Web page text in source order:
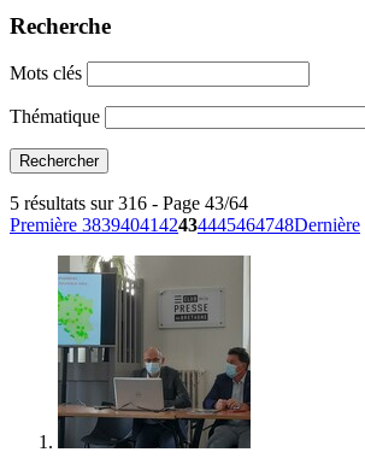
Recherche
Mots clés
Thématique
5 résultats sur 316 - Page 43/64
Première 3839404142434445464748Dernière